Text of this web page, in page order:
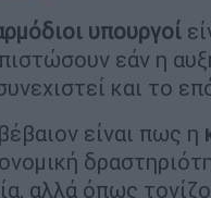
υπουργοί
εάν η
και το
είναι πως η
αλλά όπως